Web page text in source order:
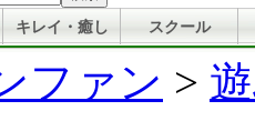
キレイ・癒し スクール
ファン >